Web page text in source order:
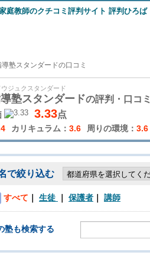
塾スタンダードの口コミ
ウジュクスタンダード
塾スタンダードの評判・口コミ
3.33点
カリキュラム： 3.6 周りの環境： 3.6
で絞り込む
すべて 生徒 保護者 講師
塾も検索する